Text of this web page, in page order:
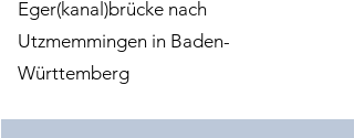
Eger(kanal)brücke nach
Utzmemmingen in Baden-
Württemberg